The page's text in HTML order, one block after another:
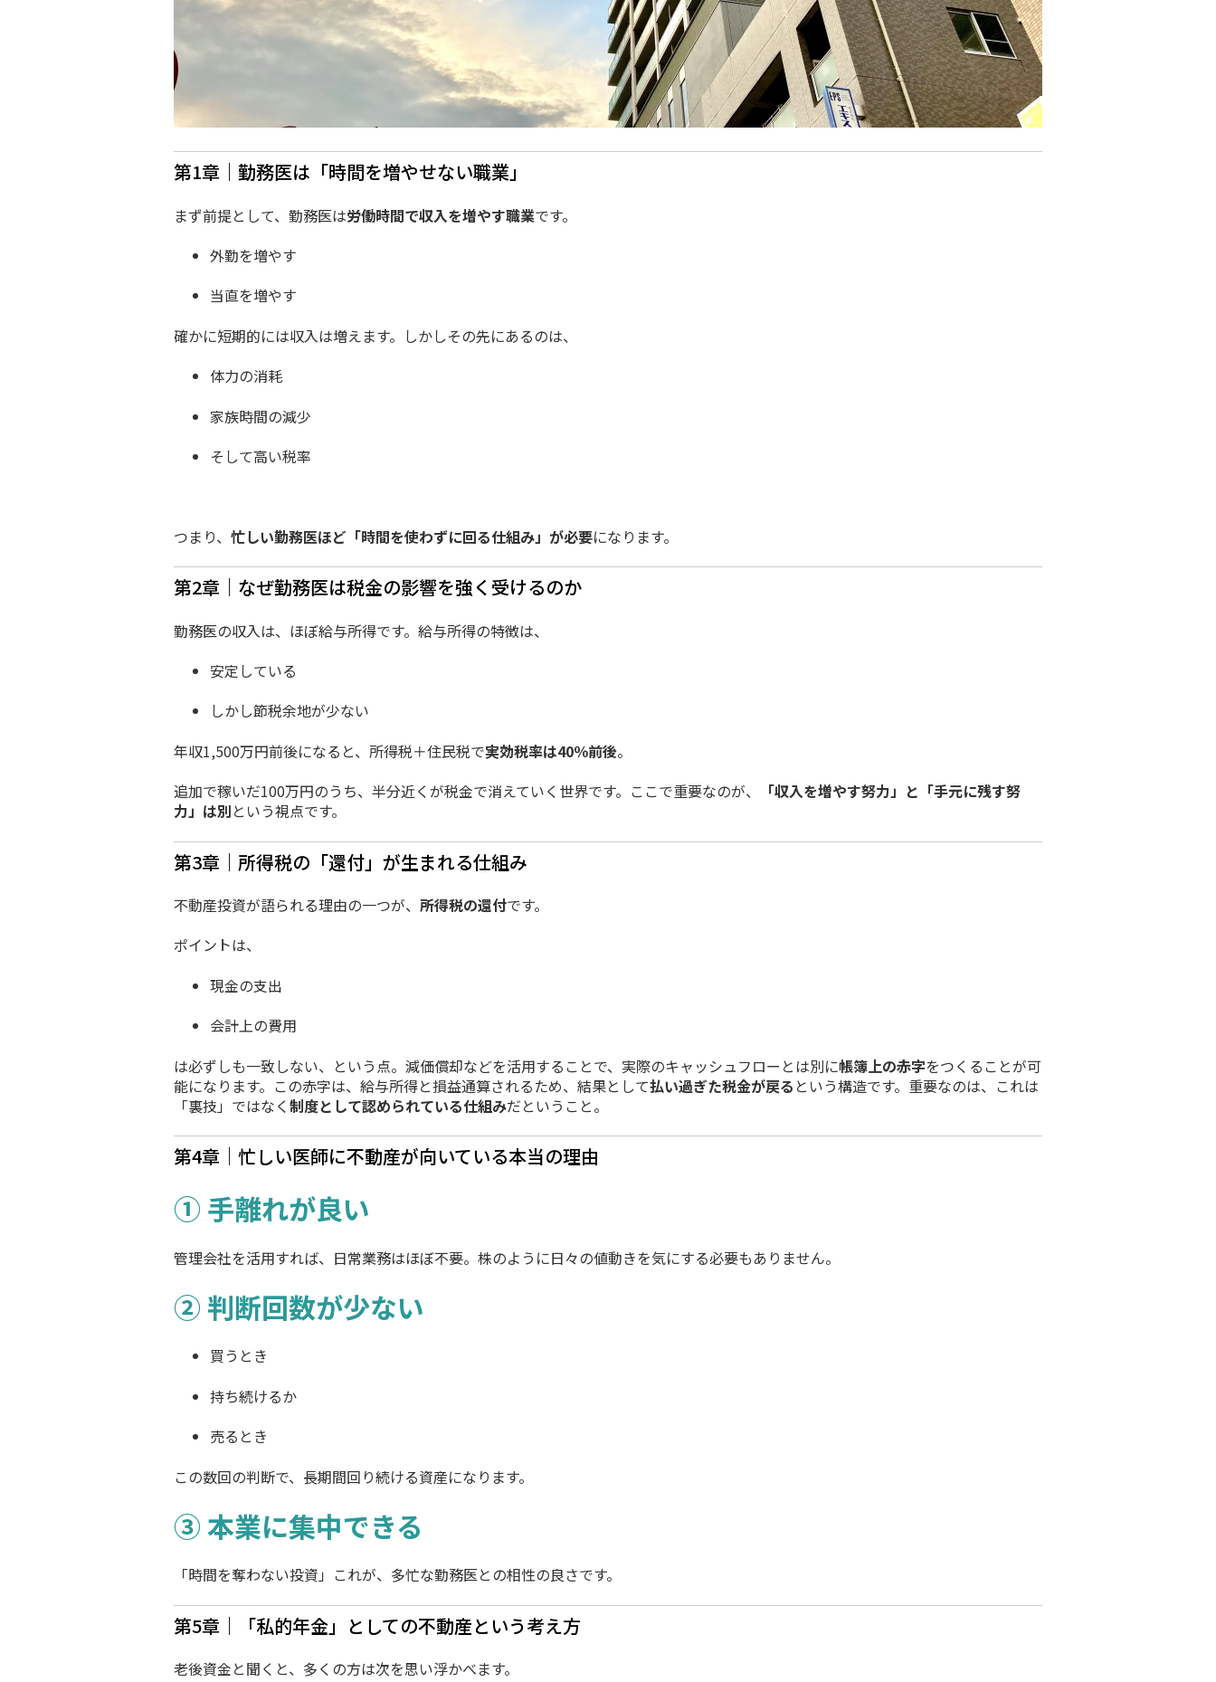
第1章｜勤務医は「時間を増やせない職業」
まず前提として、勤務医は労働時間で収入を増やす職業です。
外勤を増やす
当直を増やす
確かに短期的には収入は増えます。しかしその先にあるのは、
体力の消耗
家族時間の減少
そして高い税率
つまり、 忙しい勤務医ほど「時間を使わずに回る仕組み」が必要になります。
第2章｜なぜ勤務医は税金の影響を強く受けるのか
勤務医の収入は、ほぼ給与所得です。 給与所得の特徴は、
安定している
しかし節税余地が少ない
年収1,500万円前後になると、所得税＋住民税で実効税率は40％前後。
追加で稼いだ100万円のうち、半分近くが税金で消えていく世界です。ここで重要なのが、
「収入を増やす努力」と「手元に残す努
力」は別という視点です。
第3章｜所得税の「還付」が生まれる仕組み
不動産投資が語られる理由の一つが、 所得税の還付です。
ポイントは、
現金の支出
会計上の費用
は必ずしも一致しない、という点。 減価償却などを活用することで、 実際のキャッシュフローとは別に帳簿上の赤字をつくることが可
能になります。この赤字は、給与所得と損益通算されるため、結果として払い過ぎた税金が戻る という構造です。重要なのは、これは
「裏技」ではなく 制度として認められている仕組みだということ。
第4章｜忙しい医師に不動産が向いている本当の理由
① 手離れが良い
管理会社を活用すれば、日常業務はほぼ不要。 株のように日々の値動きを気にする必要もありません。
② 判断回数が少ない
買うとき
持ち続けるか
売るとき
この数回の判断で、長期間回り続ける資産になります。
③ 本業に集中できる
「時間を奪わない投資」これが、多忙な勤務医との相性の良さです。
第5章｜「私的年金」としての不動産という考え方
老後資金と聞くと、多くの方は次を思い浮かべます。